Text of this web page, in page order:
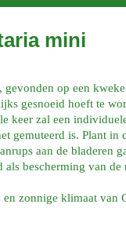
mini
op een
gesnoeid hoeft te
keer zal een
gemuteerd is. Plant
aan de bladeren
bescherming van de
zonnige klimaat van